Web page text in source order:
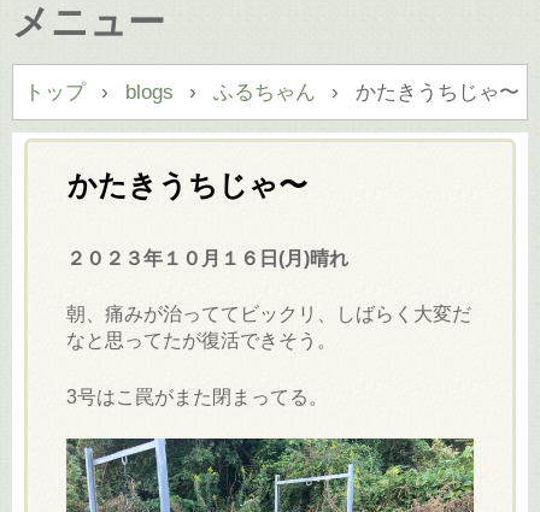
メニュー
コ
ン
テ
トップ › blogs › ふるちゃん › かたきうちじゃ〜
かたきうちじゃ〜
２０２３年１０月１６日(月)晴れ
朝、痛みが治っててビックリ、しばらく大変だ
なと思ってたが復活できそう。
3号はこ罠がまた閉まってる。